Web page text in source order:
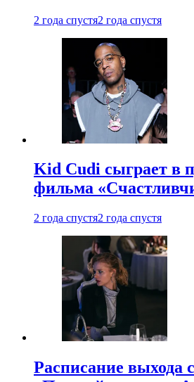
2 года спустя2 года спустя
Kid Cudi сыграет в
фильма
2 года спустя2 года спустя
Расписание выхода